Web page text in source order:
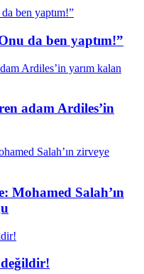
da ben yaptım!”
adam Ardiles’in
Mohamed Salah’ın
değildir!